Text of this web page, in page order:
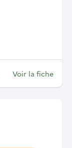
Voir la fiche